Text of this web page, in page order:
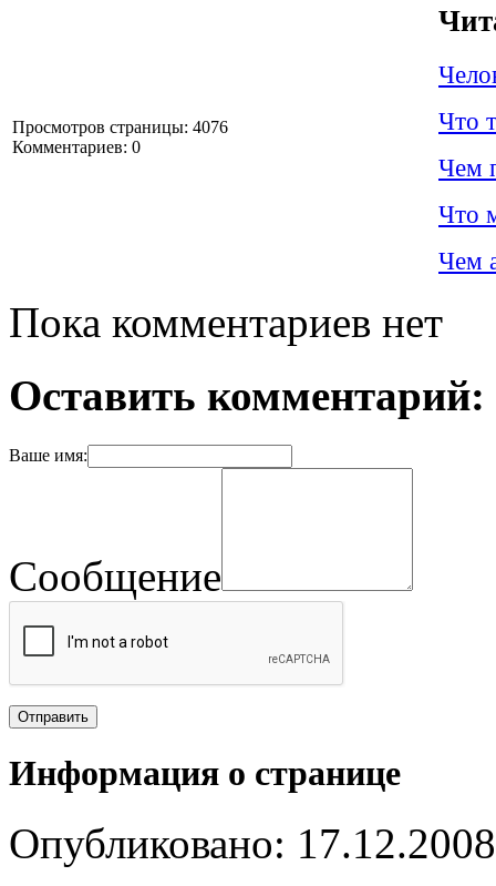
Просмотров страницы: 4076
Комментариев: 0
Что
Чем
Что
Чем
Пока комментариев нет
Оставить комментарий:
Ваше имя:
Сообщение
Информация о странице
Опубликовано: 17.12.2008